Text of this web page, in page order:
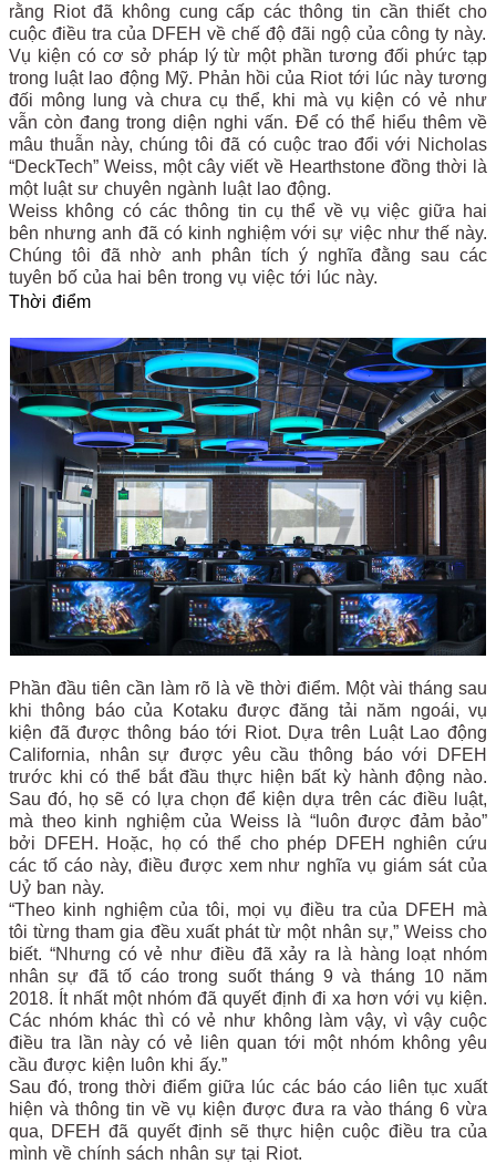
rằng Riot đã không cung cấp các thông tin cần thiết cho
cuộc điều tra của DFEH về chế độ đãi ngộ của công ty này.
Vụ kiện có cơ sở pháp lý từ một phần tương đối phức tạp
trong luật lao động Mỹ. Phản hồi của Riot tới lúc này tương
đối mông lung và chưa cụ thể, khi mà vụ kiện có vẻ như
vẫn còn đang trong diện nghi vấn. Để có thể hiểu thêm về
mâu thuẫn này, chúng tôi đã có cuộc trao đổi với Nicholas
“DeckTech” Weiss, một cây viết về Hearthstone đồng thời là
một luật sư chuyên ngành luật lao động.
Weiss không có các thông tin cụ thể về vụ việc giữa hai
bên nhưng anh đã có kinh nghiệm với sự việc như thế này.
Chúng tôi đã nhờ anh phân tích ý nghĩa đằng sau các
tuyên bố của hai bên trong vụ việc tới lúc này.
Thời điểm
Phần đầu tiên cần làm rõ là về thời điểm. Một vài tháng sau
khi thông báo của Kotaku được đăng tải năm ngoái, vụ
kiện đã được thông báo tới Riot. Dựa trên Luật Lao động
California, nhân sự được yêu cầu thông báo với DFEH
trước khi có thể bắt đầu thực hiện bất kỳ hành động nào.
Sau đó, họ sẽ có lựa chọn để kiện dựa trên các điều luật,
mà theo kinh nghiệm của Weiss là “luôn được đảm bảo”
bởi DFEH. Hoặc, họ có thể cho phép DFEH nghiên cứu
các tố cáo này, điều được xem như nghĩa vụ giám sát của
Uỷ ban này.
“Theo kinh nghiệm của tôi, mọi vụ điều tra của DFEH mà
tôi từng tham gia đều xuất phát từ một nhân sự,” Weiss cho
biết. “Nhưng có vẻ như điều đã xảy ra là hàng loạt nhóm
nhân sự đã tố cáo trong suốt tháng 9 và tháng 10 năm
2018. Ít nhất một nhóm đã quyết định đi xa hơn với vụ kiện.
Các nhóm khác thì có vẻ như không làm vậy, vì vậy cuộc
điều tra lần này có vẻ liên quan tới một nhóm không yêu
cầu được kiện luôn khi ấy.”
Sau đó, trong thời điểm giữa lúc các báo cáo liên tục xuất
hiện và thông tin về vụ kiện được đưa ra vào tháng 6 vừa
qua, DFEH đã quyết định sẽ thực hiện cuộc điều tra của
mình về chính sách nhân sự tại Riot.